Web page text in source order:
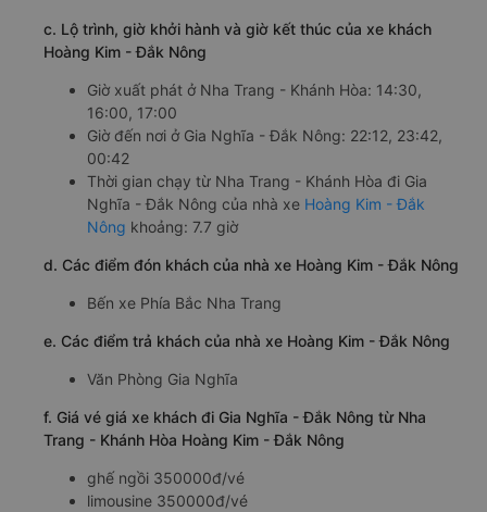
c. Lộ trình, giờ khởi hành và giờ kết thúc của xe khách
Hoàng Kim - Đắk Nông
Giờ xuất phát ở Nha Trang - Khánh Hòa: 14:30,
16:00, 17:00
Giờ đến nơi ở Gia Nghĩa - Đắk Nông: 22:12, 23:42,
00:42
Thời gian chạy từ Nha Trang - Khánh Hòa đi Gia
Nghĩa - Đắk Nông của nhà xe Hoàng Kim - Đắk
Nông khoảng: 7.7 giờ
d. Các điểm đón khách của nhà xe Hoàng Kim - Đắk Nông
Bến xe Phía Bắc Nha Trang
e. Các điểm trả khách của nhà xe Hoàng Kim - Đắk Nông
Văn Phòng Gia Nghĩa
f. Giá vé giá xe khách đi Gia Nghĩa - Đắk Nông từ Nha
Trang - Khánh Hòa Hoàng Kim - Đắk Nông
ghế ngồi 350000đ/vé
limousine 350000đ/vé